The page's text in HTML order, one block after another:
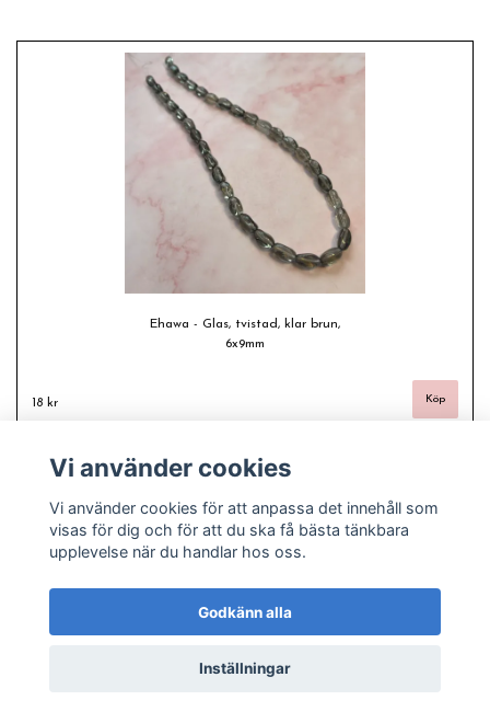
Ehawa - Glas, tvistad, klar brun,
6x9mm
18 kr
© Copyright 2026 Freas fashion - Plussize, pyssel och pärlor
Vi använder cookies
Vi använder cookies för att anpassa det innehåll som
visas för dig och för att du ska få bästa tänkbara
upplevelse när du handlar hos oss.
Godkänn alla
Inställningar